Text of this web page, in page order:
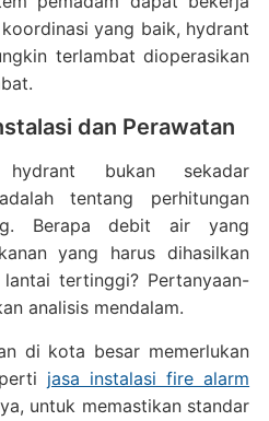
yang baik, hydrant
terlambat dioperasikan
dan Perawatan
hydrant bukan sekadar
tentang perhitungan
Berapa debit air yang
yang harus dihasilkan
tertinggi? Pertanyaan-
analisis mendalam.
di kota besar memerlukan
jasa instalasi fire alarm
untuk memastikan standar